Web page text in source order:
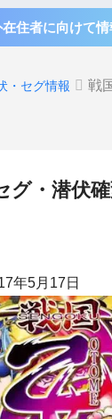
住者に向けて
・セグ情報
戦
グ・潜伏
年5月17日